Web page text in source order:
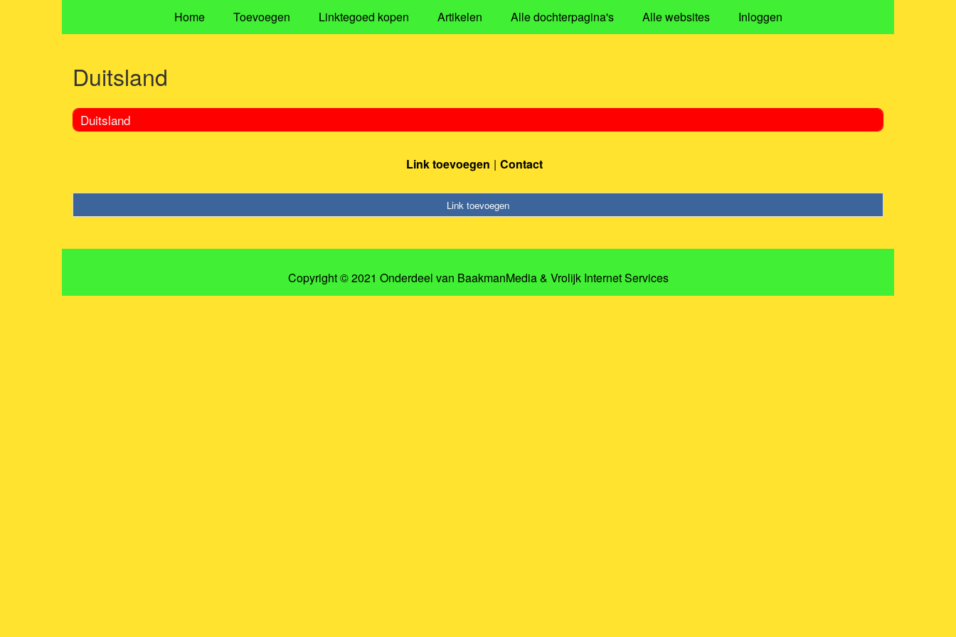
Home Toevoegen Linktegoed kopen Artikelen Alle dochterpagina's Alle websites Inloggen
Duitsland
Duitsland
Link toevoegen Contact
Link toevoegen
Copyright © 2021 Onderdeel van BaakmanMedia& Vrolijk Internet Services